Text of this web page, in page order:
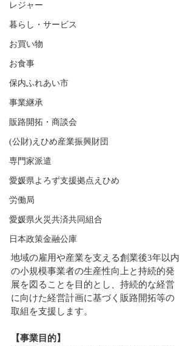
レジャー
暮らし・サービス
お買い物
お食事
保内ふれあい市
事業継承
販路開拓・商談会
(公財)えひめ産業振興財団
専門家派遣
愛媛県よろず支援拠点えひめ
労働局
愛媛県火災共済共同組合
日本政策金融公庫
地域の雇用や産業を支える創業後3年以内
の小規模事業者の生産性向上と持続的発
展を図ることを目的とし、持続的な経営
に向けた経営計画に基づく販路開拓等の
取組を支援します。
【事業目的】